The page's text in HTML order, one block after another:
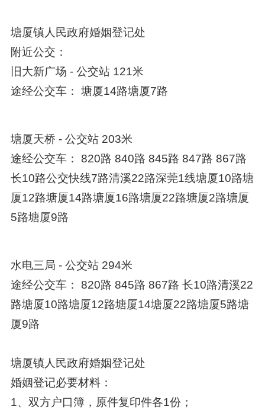
塘厦镇人民政府婚姻登记处
附近公交：
旧大新广场 - 公交站 121米
途经公交车： 塘厦14路塘厦7路
塘厦天桥 - 公交站 203米
途经公交车： 820路 840路 845路 847路 867路
长10路公交快线7路清溪22路深莞1线塘厦10路塘
厦12路塘厦14路塘厦16路塘厦22路塘厦2路塘厦
5路塘厦9路
水电三局 - 公交站 294米
途经公交车： 820路 845路 867路 长10路清溪22
路塘厦10路塘厦12路塘厦14塘厦22路塘厦5路塘
厦9路
塘厦镇人民政府婚姻登记处
婚姻登记必要材料：
1、双方户口簿，原件复印件各1份；